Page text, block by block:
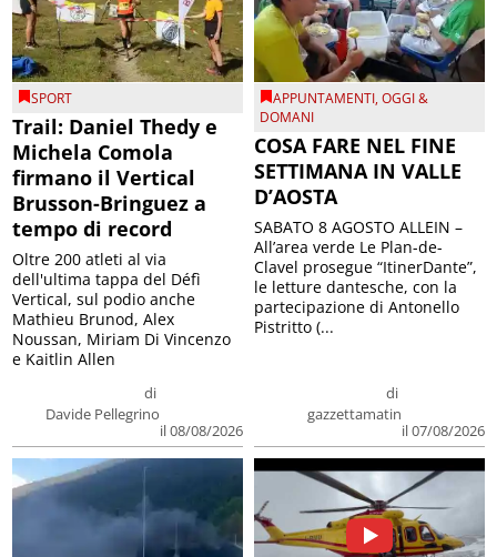
SPORT
Trail: Daniel Thedy e
Michela Comola
firmano il Vertical
Brusson-Bringuez a
tempo di record
di
Davide Pellegrino
il 08/08/2026
Oltre 200 atleti al via
dell'ultima tappa del Défì
Vertical, sul podio anche
Mathieu Brunod, Alex
Noussan, Miriam Di Vincenzo
e Kaitlin Allen
APPUNTAMENTI,OGGI &
DOMANI
COSA FARE NEL FINE
SETTIMANA IN VALLE
D’AOSTA
di
gazzettamatin
il 07/08/2026
SABATO 8 AGOSTO ALLEIN –
All’area verde Le Plan-de-
Clavel prosegue “ItinerDante”,
le letture dantesche, con la
partecipazione di Antonello
Pistritto (...